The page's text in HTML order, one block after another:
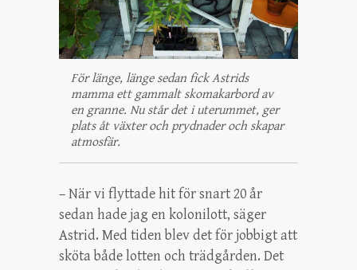
För länge, länge sedan fick Astrids
mamma ett gammalt skomakarbord av
en granne. Nu står det i uterummet, ger
plats åt växter och prydnader och skapar
atmosfär.
– När vi flyttade hit för snart 20 år
sedan hade jag en kolonilott, säger
Astrid. Med tiden blev det för jobbigt att
sköta både lotten och trädgården. Det